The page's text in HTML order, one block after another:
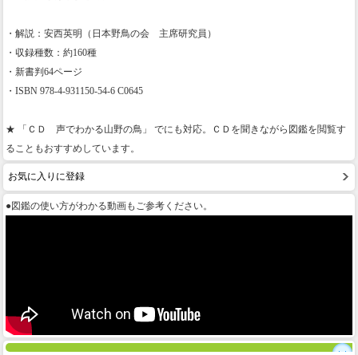
・解説：安西英明（日本野鳥の会 主席研究員）
・収録種数：約160種
・新書判64ページ
・ISBN 978-4-931150-54-6 C0645
★ 「ＣＤ 声でわかる山野の鳥」
でにも対応。ＣＤを聞きながら図鑑を閲覧す
ることもおすすめしています。
お気に入りに登録
●図鑑の使い方がわかる動画もご参考ください。